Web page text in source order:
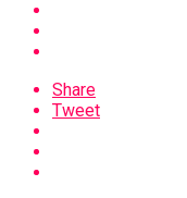
Share
Tweet